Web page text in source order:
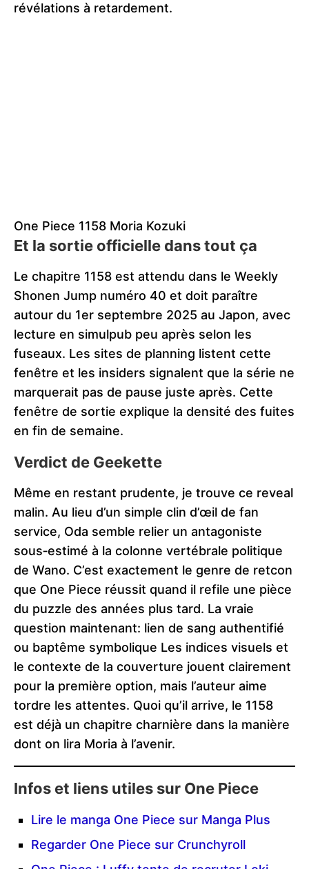
révélations à retardement.
One Piece 1158 Moria Kozuki
Et la sortie officielle dans tout ça
Le chapitre 1158 est attendu dans le Weekly
Shonen Jump numéro 40 et doit paraître
autour du 1er septembre 2025 au Japon, avec
lecture en simulpub peu après selon les
fuseaux. Les sites de planning listent cette
fenêtre et les insiders signalent que la série ne
marquerait pas de pause juste après. Cette
fenêtre de sortie explique la densité des fuites
en fin de semaine.
Verdict de Geekette
Même en restant prudente, je trouve ce reveal
malin. Au lieu d’un simple clin d’œil de fan
service, Oda semble relier un antagoniste
sous‑estimé à la colonne vertébrale politique
de Wano. C’est exactement le genre de retcon
que One Piece réussit quand il refile une pièce
du puzzle des années plus tard. La vraie
question maintenant: lien de sang authentifié
ou baptême symbolique Les indices visuels et
le contexte de la couverture jouent clairement
pour la première option, mais l’auteur aime
tordre les attentes. Quoi qu’il arrive, le 1158
est déjà un chapitre charnière dans la manière
dont on lira Moria à l’avenir.
Infos et liens utiles sur One Piece
Lire le manga One Piece sur Manga Plus
Regarder One Piece sur Crunchyroll